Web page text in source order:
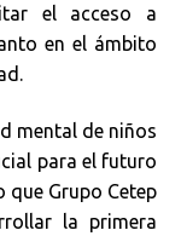
el acceso a
en el ámbito
mental de niños
para el futuro
que Grupo Cetep
la primera